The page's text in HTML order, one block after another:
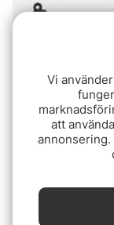
Camo
Ned Jig (3-pack)
Vi
att
annonsering.